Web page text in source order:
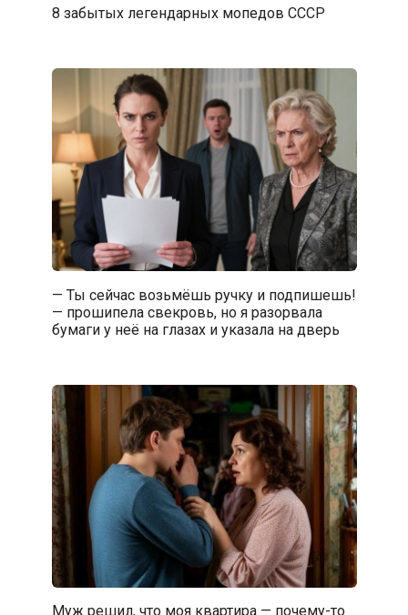
8 забытых легендарных мопедов СССР
— Ты сейчас возьмёшь ручку и подпишешь!
— прошипела свекровь, но я разорвала
бумаги у неё на глазах и указала на дверь
Муж решил, что моя квартира — почему-то